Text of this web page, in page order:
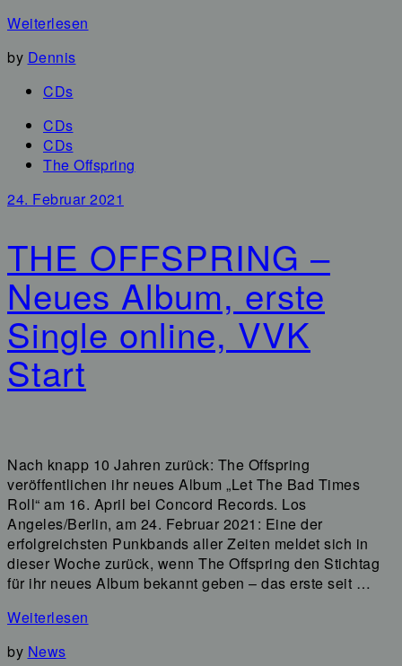
Weiterlesen
by Dennis
CDs
CDs
CDs
The Offspring
24. Februar 2021
THE OFFSPRING –
Neues Album, erste
Single online, VVK
Start
Nach knapp 10 Jahren zurück: The Offspring
veröffentlichen ihr neues Album „Let The Bad Times
Roll“ am 16. April bei Concord Records. Los
Angeles/Berlin, am 24. Februar 2021: Eine der
erfolgreichsten Punkbands aller Zeiten meldet sich in
dieser Woche zurück, wenn The Offspring den Stichtag
für ihr neues Album bekannt geben – das erste seit …
Weiterlesen
by News